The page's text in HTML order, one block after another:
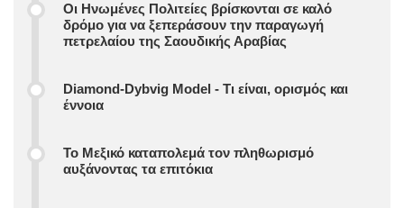
Οι Ηνωμένες Πολιτείες βρίσκονται σε καλό
δρόμο για να ξεπεράσουν την παραγωγή
πετρελαίου της Σαουδικής Αραβίας
Diamond-Dybvig Model - Τι είναι, ορισμός και
έννοια
Το Μεξικό καταπολεμά τον πληθωρισμό
αυξάνοντας τα επιτόκια